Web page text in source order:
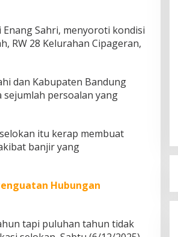
Enang Sahri, menyoroti kondisi
RW 28 Kelurahan Cipageran,
dan Kabupaten Bandung
sejumlah persoalan yang
itu kerap membuat
banjir yang
Hubungan
tapi puluhan tahun tidak